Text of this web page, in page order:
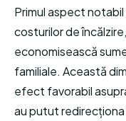
Primul aspect
costurilor de
economisească
familiale. Această
efect favorabil
au putut